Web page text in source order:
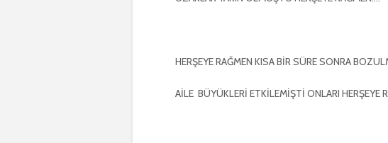
HERŞEYE RAĞMEN KISA BİR SÜRE SONRA
AİLE BÜYÜKLERİ ETKİLEMİŞTİ ONLARI HERŞEYE